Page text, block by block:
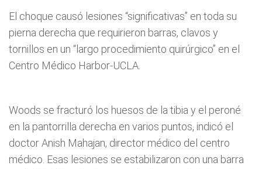
El choque causó lesiones “significativas” en toda su
pierna derecha que requirieron barras, clavos y
tornillos en un “largo procedimiento quirúrgico” en el
Centro Médico Harbor-UCLA.
Woods se fracturó los huesos de la tibia y el peroné
en la pantorrilla derecha en varios puntos, indicó el
doctor Anish Mahajan, director médico del centro
médico. Esas lesiones se estabilizaron con una barra